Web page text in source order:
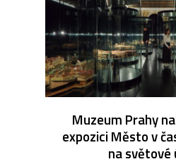
Muzeum Prahy
expozici Město v
na světové